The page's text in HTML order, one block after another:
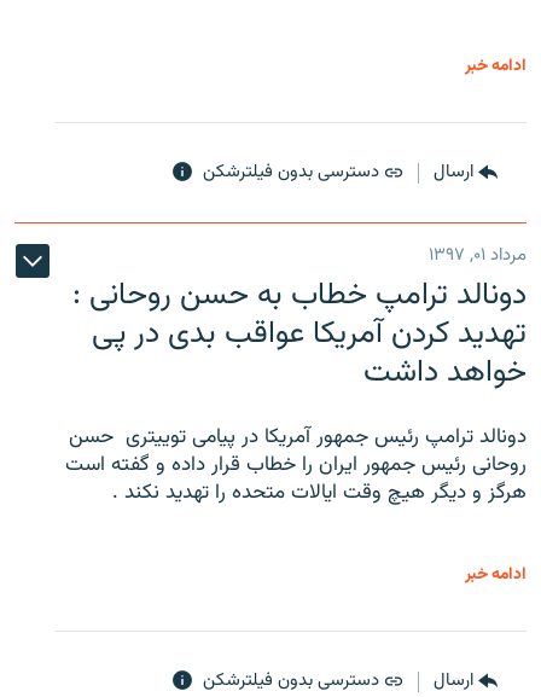
ادامه خبر
ارسال دسترسی بدون فیلترشکن
مرداد ۰۱, ۱۳۹۷
دونالد ترامپ خطاب به حسن روحانی :
تهدید کردن آمریکا عواقب بدی در پی
خواهد داشت
دونالد ترامپ رئیس جمهور آمریکا در پیامی توییتری ‌ حسن
روحانی رئیس جمهور ایران را خطاب قرار داده و گفته است
هرگز و دیگر هیچ وقت ایالات متحده را تهدید نکند .
ادامه خبر
ارسال دسترسی بدون فیلترشکن